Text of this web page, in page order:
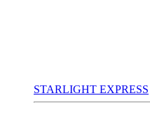
STARLIGHT EXPRESS